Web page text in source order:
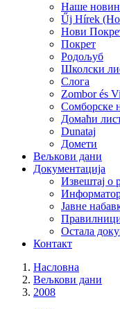
Наше
Űj Hírek
Нови
Покрет
Родољуб
Школски
Слога
Zombor és
Сомборске
Домаћи
Dunataj
Домети
Вељкови дани
Документација
Извештај o
Јавне
Остала
Контакт
Насловна
Вељкови дани
2008